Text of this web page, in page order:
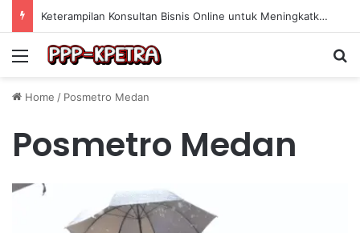
Keterampilan Konsultan Bisnis Online untuk Meningkatkan Pendapatan Berdasarkan Pengalaman Praktis
Menu
Home / Posmetro Medan
Posmetro Medan